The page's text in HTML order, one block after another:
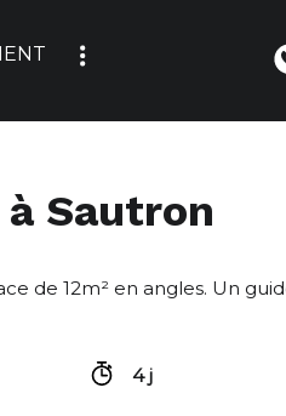
Sautron
de 12m² en angles. Un
4 j